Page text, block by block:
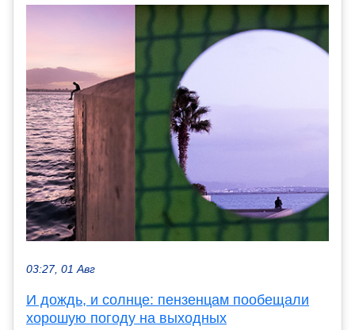
03:27, 01 Авг
И дождь, и солнце: пензенцам пообещали
хорошую погоду на выходных